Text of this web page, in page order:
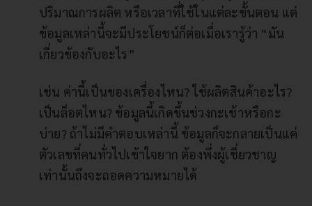
ปริมาณการผลิต หรือเวลาที่ใช้ในแต่ละขั้นตอน แต่
ข้อมูลเหล่านี้จะมีประโยชน์ก็ต่อเมื่อเรารู้ว่า “มัน
เกี่ยวข้องกับอะไร”
เช่น ค่านี้เป็นของเครื่องไหน? ใช้ผลิตสินค้าอะไร?
เป็นล็อตไหน? ข้อมูลนี้เกิดขึ้นช่วงกะเช้าหรือกะ
บ่าย? ถ้าไม่มีคำตอบเหล่านี้ ข้อมูลก็จะกลายเป็นแค่
ตัวเลขที่คนทั่วไปเข้าใจยาก ต้องพึ่งผู้เชี่ยวชาญ
เท่านั้นถึงจะถอดความหมายได้